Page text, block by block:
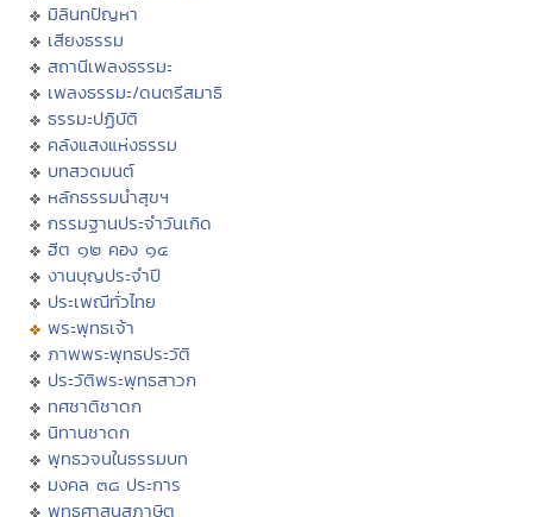
มิลินทปัญหา
เสียงธรรม
สถานีเพลงธรรมะ
เพลงธรรมะ/ดนตรีสมาธิ
ธรรมะปฏิบัติ
คลังแสงแห่งธรรม
บทสวดมนต์
หลักธรรมนำสุขฯ
กรรมฐานประจำวันเกิด
ฮีต ๑๒ คอง ๑๔
งานบุญประจำปี
ประเพณีทั่วไทย
พระพุทธเจ้า
ภาพพระพุทธประวัติ
ประวัติพระพุทธสาวก
ทศชาติชาดก
นิทานชาดก
พุทธวจนในธรรมบท
มงคล ๓๘ ประการ
พุทธศาสนสุภาษิต